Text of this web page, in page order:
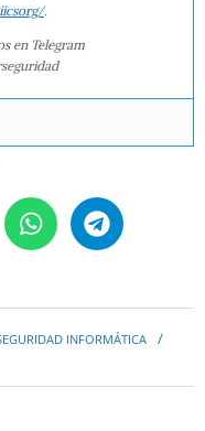
.
en Telegram
INFORMÁTICA